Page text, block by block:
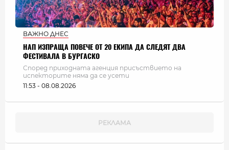
ВАЖНО ДНЕС
НАП ИЗПРАЩА ПОВЕЧЕ ОТ 20 ЕКИПА ДА СЛЕДЯТ ДВА
ФЕСТИВАЛА В БУРГАСКО
Според приходната агенция присъствието на
испекторите няма да се усети
11:53 - 08.08.2026